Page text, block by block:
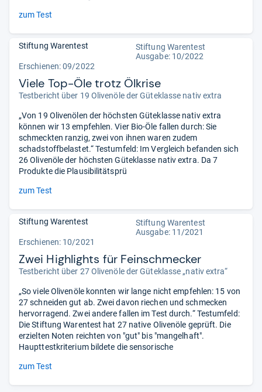
zum Test
Stiftung Warentest
Stiftung Warentest
Ausgabe: 10/2022
Erschienen: 09/2022
Viele Top-Öle trotz Ölkrise
Testbericht über 19 Olivenöle der Güteklasse nativ extra
„Von 19 Olivenölen der höchsten Güteklasse nativ extra
können wir 13 empfehlen. Vier Bio-Öle fallen durch: Sie
schmeckten ranzig, zwei von ihnen waren zudem
schadstoffbelastet.“ Testumfeld: Im Vergleich befanden sich
26 Olivenöle der höchsten Güteklasse nativ extra. Da 7
Produkte die Plausibilitätsprü
zum Test
Stiftung Warentest
Stiftung Warentest
Ausgabe: 11/2021
Erschienen: 10/2021
Zwei Highlights für Feinschmecker
Testbericht über 27 Olivenöle der Güteklasse „nativ extra“
„So viele Olivenöle konnten wir lange nicht empfehlen: 15 von
27 schneiden gut ab. Zwei davon riechen und schmecken
hervorragend. Zwei andere fallen im Test durch.“ Testumfeld:
Die Stiftung Warentest hat 27 native Olivenöle geprüft. Die
erzielten Noten reichten von "gut" bis "mangelhaft".
Haupttestkriterium bildete die sensorische
zum Test